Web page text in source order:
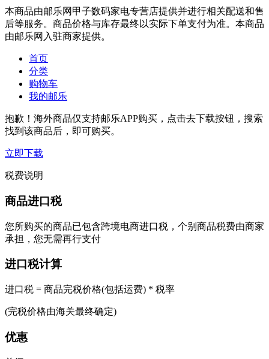
本商品由邮乐网甲子数码家电专营店提供并进行相关配送和售
后等服务。商品价格与库存最终以实际下单支付为准。本商品
由邮乐网入驻商家提供。
首页
分类
购物车
我的邮乐
抱歉！海外商品仅支持邮乐APP购买，点击去下载按钮，搜索
找到该商品后，即可购买。
立即下载
税费说明
商品进口税
您所购买的商品已包含跨境电商进口税，个别商品税费由商家
承担，您无需再行支付
进口税计算
进口税 = 商品完税价格(包括运费) * 税率
(完税价格由海关最终确定)
优惠